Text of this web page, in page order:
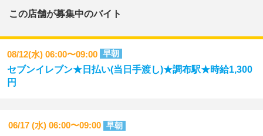
この店舗が募集中のバイト
08/12(水) 06:00〜09:00 早朝
セブンイレブン★日払い(当日手渡し)★調布駅★時給1,300
円
06/17 (水) 06:00〜09:00 早朝